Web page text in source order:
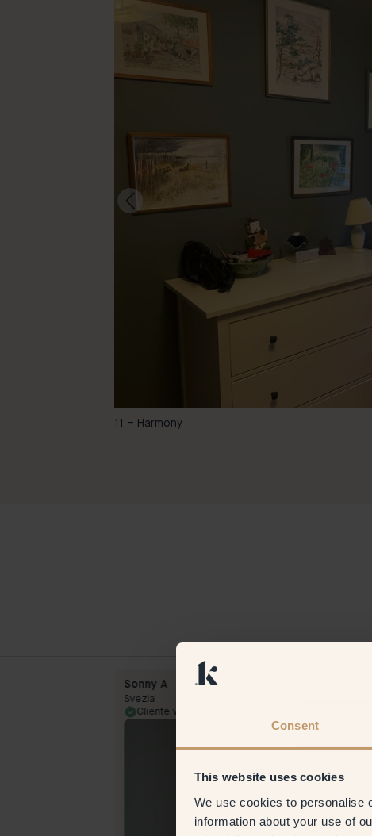
Consent
This website uses cookies
We use cookies to personalise
information about your use of
11 – Harmony
Sonny A
Svezia
Cliente verificato